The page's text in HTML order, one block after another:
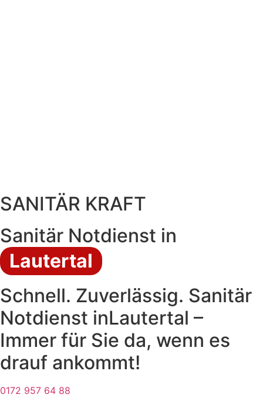
SANITÄR KRAFT
Sanitär Notdienst in
Lautertal
Schnell. Zuverlässig. Sanitär
Notdienst inLautertal –
Immer für Sie da, wenn es
drauf ankommt!
0172 957 64 88